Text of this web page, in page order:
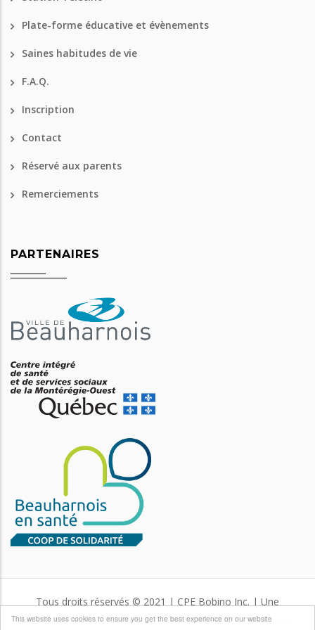
This website uses cookies to ensure you get the best experience on our website
Plate-forme éducative et évènements
Saines habitudes de vie
F.A.Q.
Inscription
Contact
Réservé aux parents
Remerciements
PARTENAIRES
Tous droits réservés © 2021 | CPE Bobino Inc. | Une
production deCommunidée services conseilsetVirtu-Ose